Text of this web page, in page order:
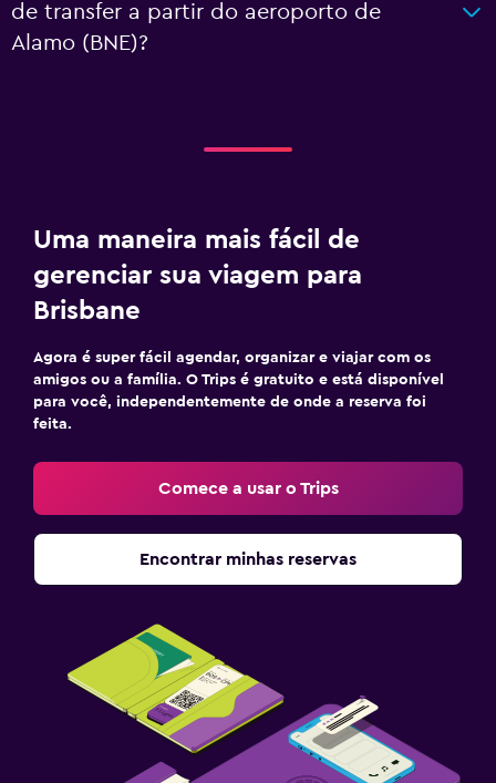
de transfer a partir do aeroporto de
Alamo (BNE)?
Uma maneira mais fácil de
gerenciar sua viagem para
Brisbane
Agora é super fácil agendar, organizar e viajar com os
amigos ou a família. O Trips é gratuito e está disponível
para você, independentemente de onde a reserva foi
feita.
Comece a usar o Trips
Encontrar minhas reservas